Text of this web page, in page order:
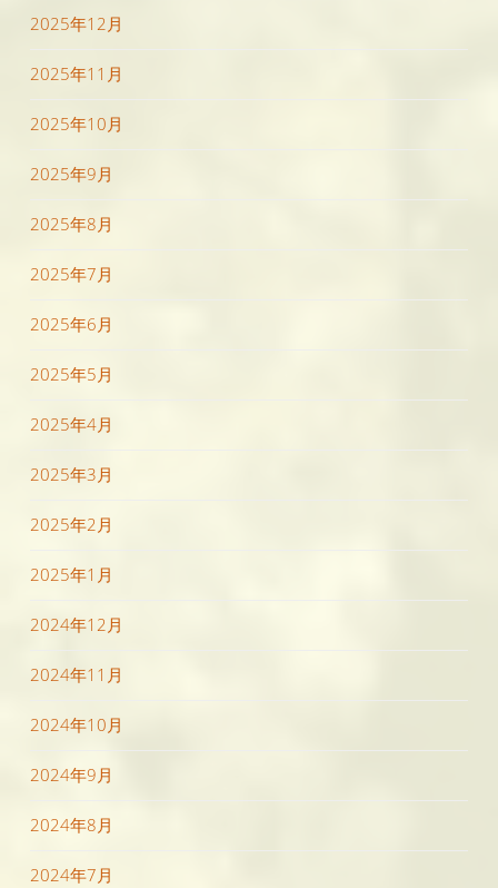
2025年12月
2025年11月
2025年10月
2025年9月
2025年8月
2025年7月
2025年6月
2025年5月
2025年4月
2025年3月
2025年2月
2025年1月
2024年12月
2024年11月
2024年10月
2024年9月
2024年8月
2024年7月